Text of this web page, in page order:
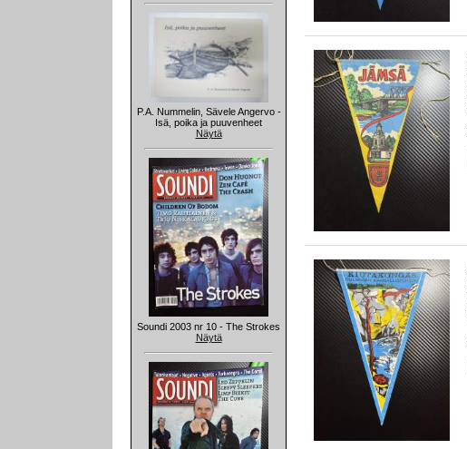
P.A. Nummelin, Sävele Angervo -
Isä, poika ja puuvenheet
Näytä
Soundi 2003 nr 10 - The Strokes
Näytä